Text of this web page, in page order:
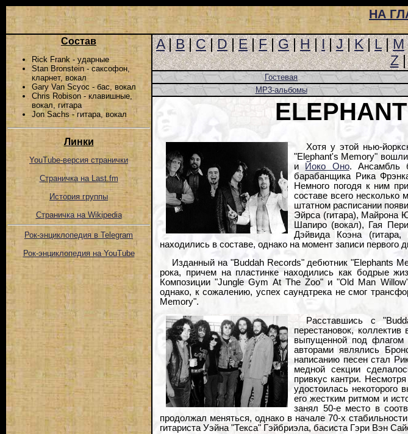
НА
Состав
Rick Frank - ударные
Stan Bronstein - саксофон,
кларнет, вокал
Gary Van Scyoc - бас, вокал
Chris Robison - клавишные,
вокал, гитара
Jon Sachs - гитара, вокал
Линки
YouTube-версия странички
Страничка на Last.fm
История группы
Страничка на Wikipedia
Рок-энциклопедия в Telegram
Рок-энциклопедия на YouTube
A|B|C|D|E|F|G|H|I|J|K|L|M
Z
Гостевая
MP3-альбомы
Хотя у этой нью-
"Elephant's Memory"
и Йоко Оно. Ансамбль
барабанщика Рика
Немного погодя к ним
составе всего несколько
штатном расписании
Эйрса (гитара), Майрона
Шапиро (вокал), Гая
Дэйвида Коэна
находились в составе, однако на момент записи первого
Изданный на "Buddah Records" дебютник "Elephants
рока, причем на пластинке находились как бодрые
Композиции "Jungle Gym At The Zoo" и "Old Man
однако, к сожалению, успех саундтрека не смог
Memory".
Расставшись с
перестановок,
выпущенной под флагом
авторами являлись
написанию песен стал
медной секции
привкус кантри.
удостоилась некоторого
его жестким ритмом и
занял 50-е место в
продолжал меняться, однако в начале 70-х
гитариста Уэйна "Текса" Гэйбриэла, басиста Гэри Вэн